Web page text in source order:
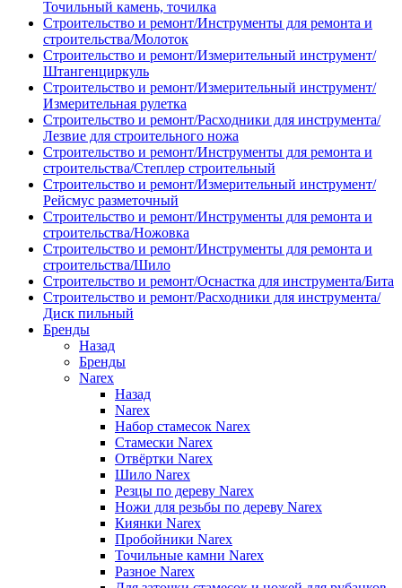
Точильный камень, точилка
Строительство и ремонт/Инструменты для ремонта и
строительства/Молоток
Строительство и ремонт/Измерительный инструмент/
Штангенциркуль
Строительство и ремонт/Измерительный инструмент/
Измерительная рулетка
Строительство и ремонт/Расходники для инструмента/
Лезвие для строительного ножа
Строительство и ремонт/Инструменты для ремонта и
строительства/Степлер строительный
Строительство и ремонт/Измерительный инструмент/
Рейсмус разметочный
Строительство и ремонт/Инструменты для ремонта и
строительства/Ножовка
Строительство и ремонт/Инструменты для ремонта и
строительства/Шило
Строительство и ремонт/Оснастка для инструмента/Бита
Строительство и ремонт/Расходники для инструмента/
Диск пильный
Бренды
Назад
Бренды
Narex
Назад
Narex
Набор стамесок Narex
Стамески Narex
Отвёртки Narex
Шило Narex
Резцы по дереву Narex
Ножи для резьбы по дереву Narex
Киянки Narex
Пробойники Narex
Точильные камни Narex
Разное Narex